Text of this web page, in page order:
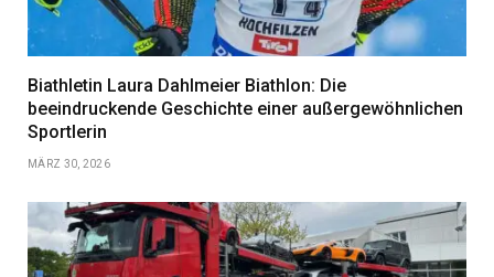
Biathletin Laura Dahlmeier Biathlon: Die
beeindruckende Geschichte einer außergewöhnlichen
Sportlerin
MÄRZ 30, 2026